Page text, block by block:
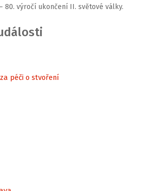
80. výročí ukončení II. světové války.
péči o stvoření